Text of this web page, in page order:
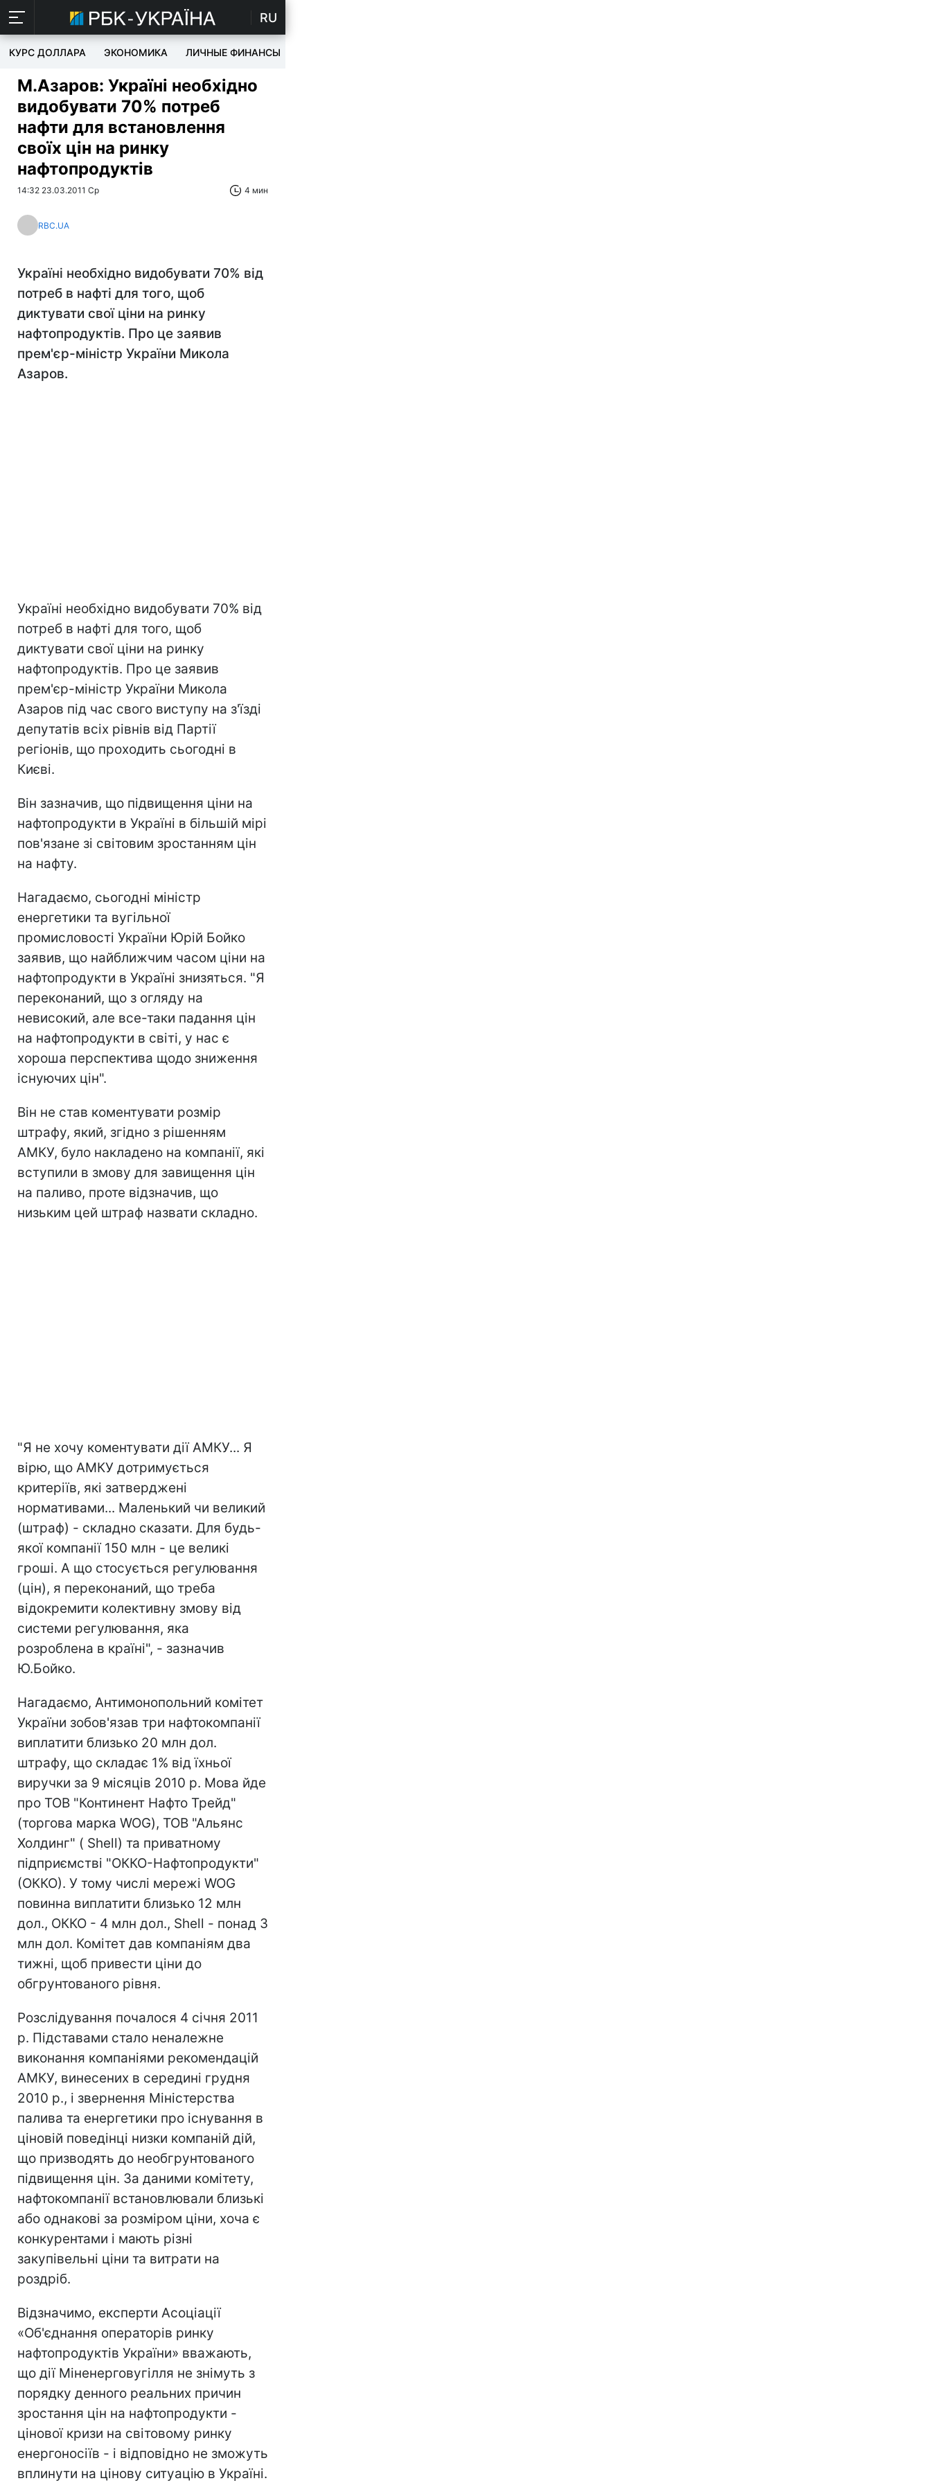
RU
КУРС ДОЛЛАРА ЭКОНОМИКА ЛИЧНЫЕ ФИНАНСЫ
М.Азаров: Україні необхідно
видобувати 70% потреб
нафти для встановлення
своїх цін на ринку
нафтопродуктів
14:32 23.03.2011 Ср 4 мин
RBC.UA
Україні необхідно видобувати 70% від
потреб в нафті для того, щоб
диктувати свої ціни на ринку
нафтопродуктів. Про це заявив
прем'єр-міністр України Микола
Азаров.
Україні необхідно видобувати 70% від
потреб в нафті для того, щоб
диктувати свої ціни на ринку
нафтопродуктів. Про це заявив
прем'єр-міністр України Микола
Азаров під час свого виступу на з'їзді
депутатів всіх рівнів від Партії
регіонів, що проходить сьогодні в
Києві.
Він зазначив, що підвищення ціни на
нафтопродукти в Україні в більшій мірі
пов'язане зі світовим зростанням цін
на нафту.
Нагадаємо, сьогодні міністр
енергетики та вугільної
промисловості України Юрій Бойко
заявив, що найближчим часом ціни на
нафтопродукти в Україні знизяться. "Я
переконаний, що з огляду на
невисокий, але все-таки падання цін
на нафтопродукти в світі, у нас є
хороша перспектива щодо зниження
існуючих цін".
Він не став коментувати розмір
штрафу, який, згідно з рішенням
АМКУ, було накладено на компанії, які
вступили в змову для завищення цін
на паливо, проте відзначив, що
низьким цей штраф назвати складно.
"Я не хочу коментувати дії АМКУ... Я
вірю, що АМКУ дотримується
критеріїв, які затверджені
нормативами... Маленький чи великий
(штраф) - складно сказати. Для будь-
якої компанії 150 млн - це великі
гроші. А що стосується регулювання
(цін), я переконаний, що треба
відокремити колективну змову від
системи регулювання, яка
розроблена в країні", - зазначив
Ю.Бойко.
Нагадаємо, Антимонопольний комітет
України зобов'язав три нафтокомпанії
виплатити близько 20 млн дол.
штрафу, що складає 1% від їхньої
виручки за 9 місяців 2010 р. Мова йде
про ТОВ "Континент Нафто Трейд"
(торгова марка WOG), ТОВ "Альянс
Холдинг" ( Shell) та приватному
підприємстві "ОККО-Нафтопродукти"
(ОККО). У тому числі мережі WOG
повинна виплатити близько 12 млн
дол., ОККО - 4 млн дол., Shell - понад 3
млн дол. Комітет дав компаніям два
тижні, щоб привести ціни до
обгрунтованого рівня.
Розслідування почалося 4 січня 2011
р. Підставами стало неналежне
виконання компаніями рекомендацій
АМКУ, винесених в середині грудня
2010 р., і звернення Міністерства
палива та енергетики про існування в
ціновій поведінці низки компаній дій,
що призводять до необгрунтованого
підвищення цін. За даними комітету,
нафтокомпанії встановлювали близькі
або однакові за розміром ціни, хоча є
конкурентами і мають різні
закупівельні ціни та витрати на
роздріб.
Відзначимо, експерти Асоціації
«Об'єднання операторів ринку
нафтопродуктів України» вважають,
що дії Міненерговугілля не знімуть з
порядку денного реальних причин
зростання цін на нафтопродукти -
цінової кризи на світовому ринку
енергоносіїв - і відповідно не зможуть
вплинути на цінову ситуацію в Україні.